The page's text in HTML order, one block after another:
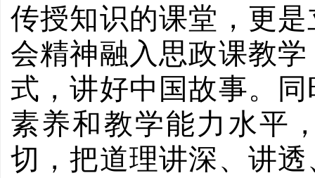
传授知识的课堂，更
会精神融入思政课教
式，讲好中国故事。
素养和教学能力水平
切，把道理讲深、讲